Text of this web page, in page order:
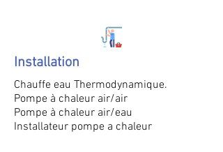
Installation
Chauffe eau Thermodynamique.
Pompe à chaleur air/air
Pompe à chaleur air/eau
Installateur pompe a chaleur